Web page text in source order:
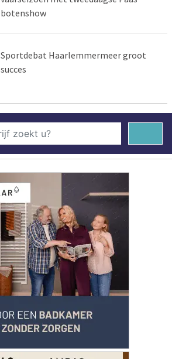
botenshow
Sportdebat Haarlemmermeer groot
succes